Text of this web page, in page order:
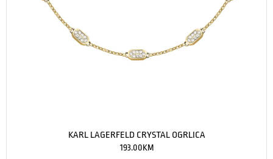
KARL LAGERFELD CRYSTAL OGRLICA
193.00KM